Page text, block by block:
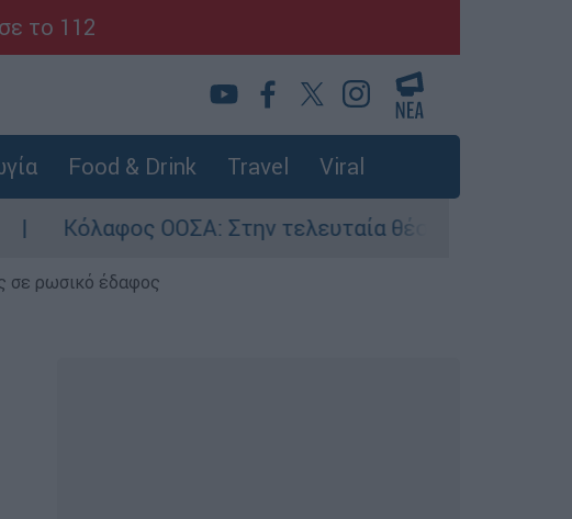
το 112
Food & Drink Travel Viral
ΟΟΣΑ: Στην τελευταία θέση η Ελλάδα για το
σε ρωσικό έδαφος